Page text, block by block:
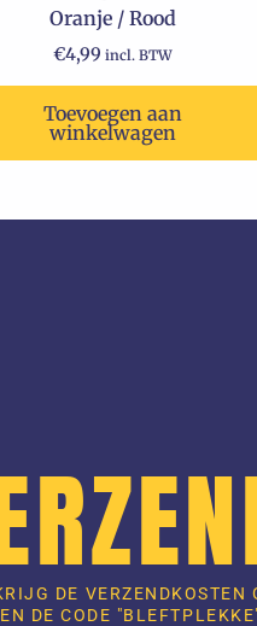
Oranje / Rood
€4,99 incl. BTW
Toevoegen aan
winkelwagen
DE VERZENDKOSTEN
DE CODE